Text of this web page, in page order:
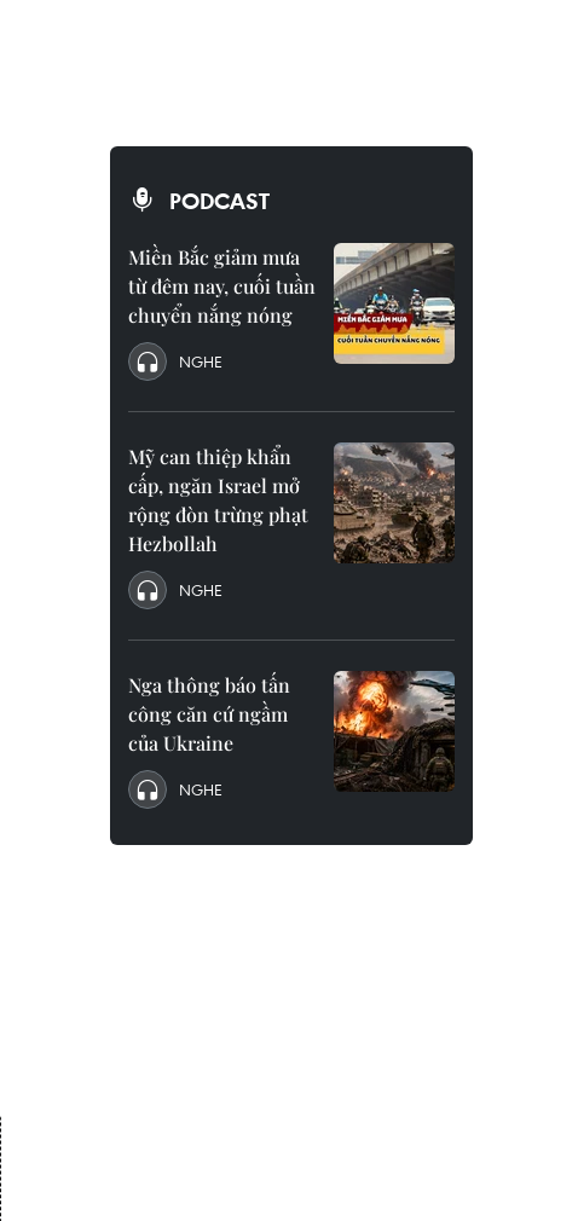
PODCAST
Miền Bắc giảm mưa
từ đêm nay, cuối tuần
chuyển nắng nóng
NGHE
Mỹ can thiệp khẩn
cấp, ngăn Israel mở
rộng đòn trừng phạt
Hezbollah
NGHE
Nga thông báo tấn
công căn cứ ngầm
của Ukraine
NGHE